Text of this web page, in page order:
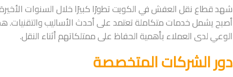
شهد قطاع نقل العفش في الكويت تطورًا كبيرًا خلال السنوات
أصبح يشمل خدمات متكاملة تعتمد على أحدث الأساليب والتقنيات.
الوعي لدى العملاء بأهمية الحفاظ على ممتلكاتهم أثناء النقل.
دور الشركات المتخصصة